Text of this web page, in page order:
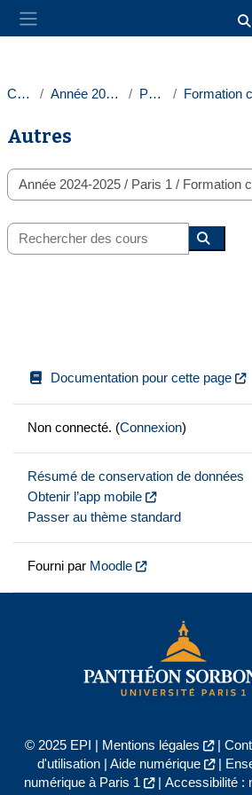
Panneau latéral
Cours Année 2024-2025 Paris 1
Autres
Catégories de cours
Rechercher des cours
Documentation pour cette page
Non connecté. (Connexion)
Résumé de conservation de données
Obtenir l’app mobile
Passer au thème standard
Fourni par Moodle
© 2025 EPI | Mentions légales |
d'utilisation| Aide numérique |
numérique à Paris 1
| Accessibilité :